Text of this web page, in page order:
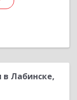
Лабинске,